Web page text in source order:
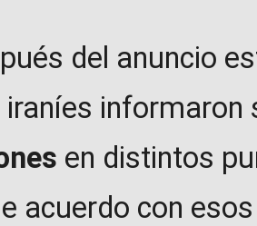
del anuncio
informaron
en distintos
acuerdo con